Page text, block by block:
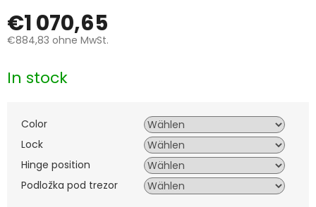
€1 070,65
€884,83 ohne MwSt.
In stock
Color
Lock
Hinge position
Podložka pod trezor